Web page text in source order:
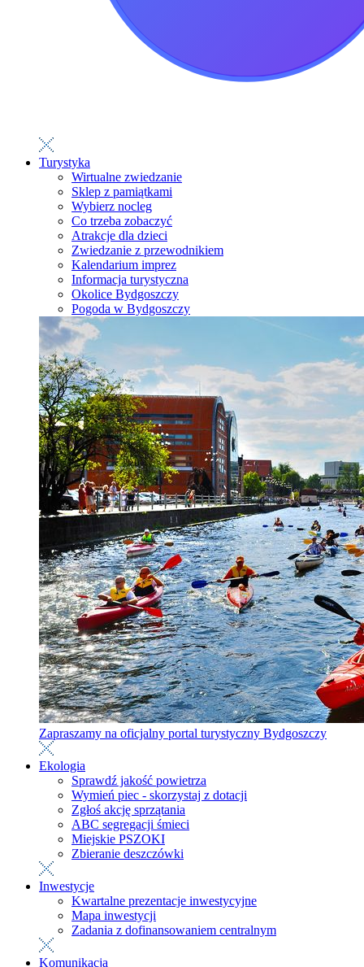
Turystyka
Wirtualne zwiedzanie
Sklep z pamiątkami
Wybierz nocleg
Co trzeba zobaczyć
Atrakcje dla dzieci
Zwiedzanie z przewodnikiem
Kalendarium imprez
Informacja turystyczna
Okolice Bydgoszczy
Pogoda w Bydgoszczy
Zapraszamy na oficjalny portal turystyczny Bydgoszczy
Ekologia
Sprawdź jakość powietrza
Wymień piec - skorzystaj z dotacji
Zgłoś akcję sprzątania
ABC segregacji śmieci
Miejskie PSZOKI
Zbieranie deszczówki
Inwestycje
Kwartalne prezentacje inwestycyjne
Mapa inwestycji
Zadania z dofinansowaniem centralnym
Komunikacja